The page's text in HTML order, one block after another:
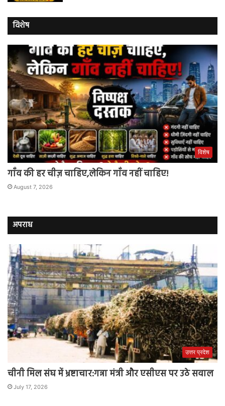
विशेष
विशेष
गाँव की हर चीज़ चाहिए,लेकिन गाँव नहीं चाहिए!
August 7, 2026
अपराध
उत्तर प्रदेश
चीनी मिल संघ में भ्रष्टाचार:गन्ना मंत्री और एसीएस पर उठे सवाल
July 17, 2026